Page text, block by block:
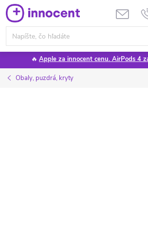
Prejsť
na
obsah
🔥 Apple za innocent cenu. AirPods 4
Obaly, puzdrá, kryty